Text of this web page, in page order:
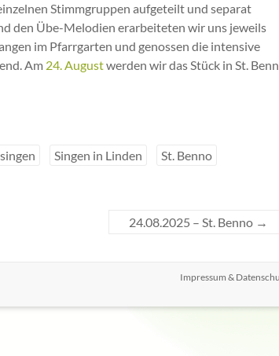
Stimmgruppen aufgeteilt und separat
den Übe-Melodien erarbeiteten wir uns jeweils
im Pfarrgarten und genossen die intensive
Am 24. Augustwerden wir das Stück in St.
Singen in Linden St. Benno
24.08.2025 – St. Benno →
Impressum &